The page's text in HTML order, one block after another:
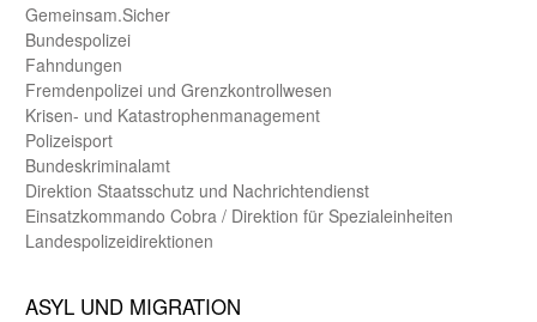
Gemein­sam.Sicher
Bundes­polizei
Fahndungen
Fremdenpolizei und Grenzkontrollwesen
Krisen- und Katastrophen­management
Polizeisport
Bundes­kriminal­amt
Direktion Staats­schutz und Nach­richten­dienst
Einsatz­kommando Cobra / Direktion für Spezialeinheiten
Landes­polizei­direk­tionen
ASYL UND MIGRA­TION